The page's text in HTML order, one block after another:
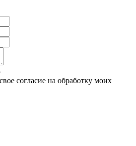
согласие на обработку моих